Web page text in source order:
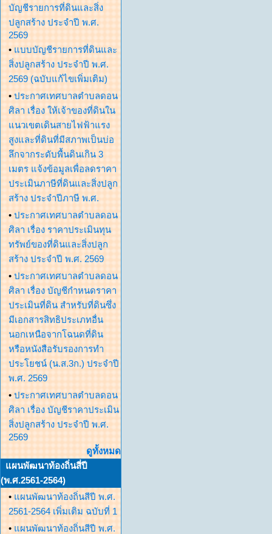
บัญชีรายการที่ดินและสิ่ง
ปลูกสร้าง ประจำปี พ.ศ.
2569
• แบบบัญชีรายการที่ดินและ
สิ่งปลูกสร้าง ประจำปี พ.ศ.
2569 (ฉบับแก้ไขเพิ่มเติม)
• ประกาศเทศบาลตำบลดอน
ศิลา เรื่อง ให้เจ้าของที่ดินใน
แนวเขตเดินสายไฟฟ้าแรง
สูงและที่ดินที่มีสภาพเป็นบ่อ
ลึกจากระดับพื้นดินเกิน 3
เมตร แจ้งข้อมูลเพื่อลดราคา
ประเมินภาษีที่ดินและสิ่งปลูก
สร้าง ประจำปีภาษี พ.ศ.
• ประกาศเทศบาลตำบลดอน
ศิลา เรื่อง ราคาประเมินทุน
ทรัพย์ของที่ดินและสิ่งปลูก
สร้าง ประจำปี พ.ศ. 2569
• ประกาศเทศบาลตำบลดอน
ศิลา เรื่อง บัญชีกำหนดราคา
ประเมินที่ดิน สำหรับที่ดินซึ่ง
มีเอกสารสิทธิประเภทอื่น
นอกเหนือจากโฉนดที่ดิน
หรือหนังสือรับรองการทำ
ประโยชน์ (น.ส.3ก.) ประจำปี
พ.ศ. 2569
• ประกาศเทศบาลตำบลดอน
ศิลา เรื่อง บัญชีราคาประเมิน
สิ่งปลูกสร้าง ประจำปี พ.ศ.
2569
ดูทั้งหมด
แผนพัฒนาท้องถิ่นสี่ปี
(พ.ศ.2561-2564)
• แผนพัฒนาท้องถิ่นสีปี พ.ศ.
2561-2564 เพิ่มเติม ฉบับที่ 1
• แผนพัฒนาท้องถิ่นสีปี พ.ศ.